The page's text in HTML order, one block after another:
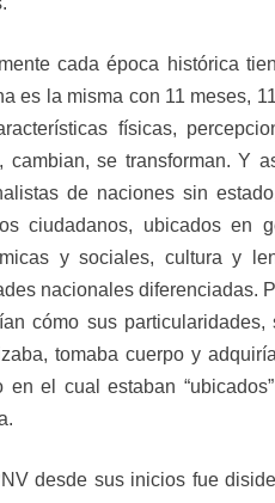
cada época histórica
es la misma con 11 meses,
físicas,
cambian, se transforman. Y
de naciones sin
ciudadanos, ubicados en
y sociales, cultura y
nacionales diferenciadas.
cómo sus
tomaba cuerpo y
en el cual estaban
desde sus inicios fue